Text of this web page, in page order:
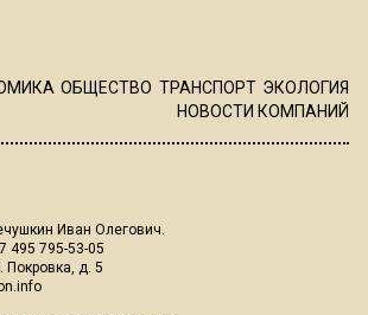
ОБЩЕСТВО ТРАНСПОРТ ЭКОЛОГИЯ
НОВОСТИ КОМПАНИЙ
Иван Олегович.
495 795-53-05
Покровка, д. 5